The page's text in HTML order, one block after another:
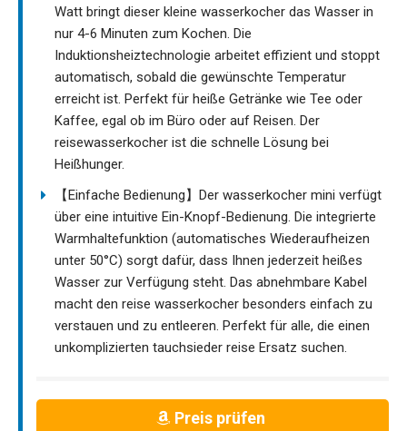
Watt bringt dieser kleine wasserkocher das Wasser in
nur 4-6 Minuten zum Kochen. Die
Induktionsheiztechnologie arbeitet effizient und stoppt
automatisch, sobald die gewünschte Temperatur
erreicht ist. Perfekt für heiße Getränke wie Tee oder
Kaffee, egal ob im Büro oder auf Reisen. Der
reisewasserkocher ist die schnelle Lösung bei
Heißhunger.
【Einfache Bedienung】Der wasserkocher mini verfügt
über eine intuitive Ein-Knopf-Bedienung. Die integrierte
Warmhaltefunktion (automatisches Wiederaufheizen
unter 50°C) sorgt dafür, dass Ihnen jederzeit heißes
Wasser zur Verfügung steht. Das abnehmbare Kabel
macht den reise wasserkocher besonders einfach zu
verstauen und zu entleeren. Perfekt für alle, die einen
unkomplizierten tauchsieder reise Ersatz suchen.
Preis prüfen